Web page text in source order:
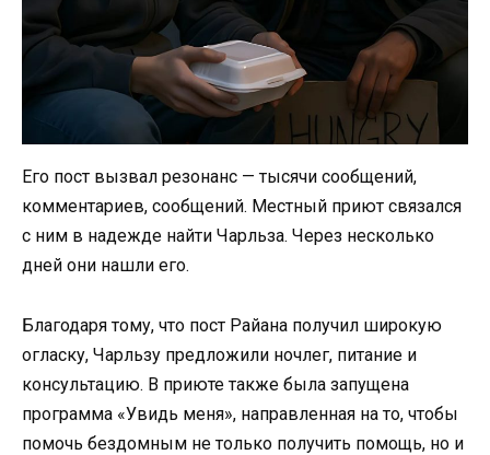
Его пост вызвал резонанс — тысячи сообщений,
комментариев, сообщений. Местный приют связался
с ним в надежде найти Чарльза. Через несколько
дней они нашли его.
Благодаря тому, что пост Райана получил широкую
огласку, Чарльзу предложили ночлег, питание и
консультацию. В приюте также была запущена
программа «Увидь меня», направленная на то, чтобы
помочь бездомным не только получить помощь, но и